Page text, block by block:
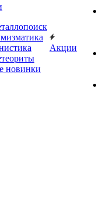
новинки
Акции